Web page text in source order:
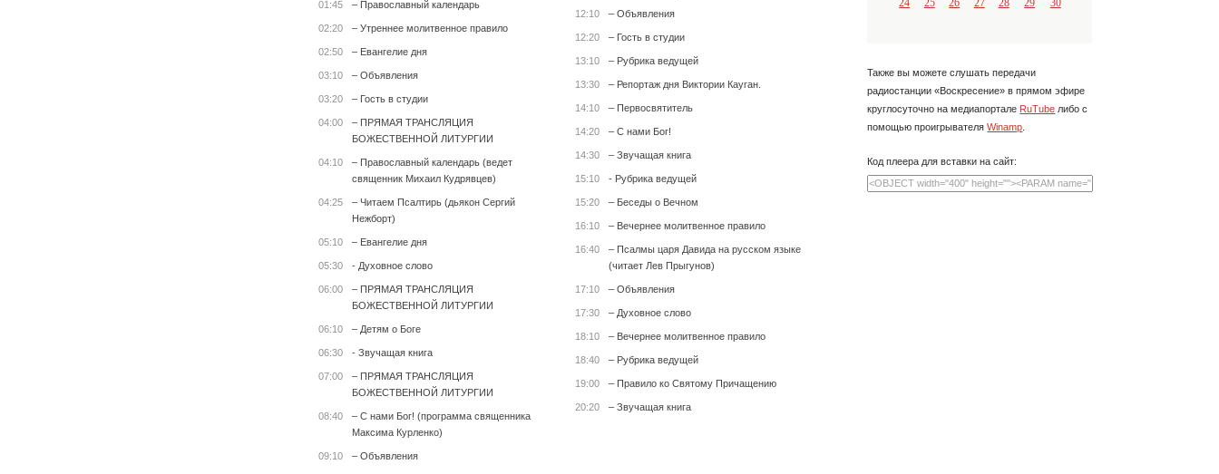
01:45 – Православный календарь
02:20 – Утреннее молитвенное правило
02:50 – Евангелие дня
03:10 – Объявления
03:20 – Гость в студии
04:00
– ПРЯМАЯ ТРАНСЛЯЦИЯ
БОЖЕСТВЕННОЙ ЛИТУРГИИ
04:10
– Православный календарь (ведет
священник Михаил Кудрявцев)
04:25
– Читаем Псалтирь (дьякон Сергий
Нежборт)
05:10 – Евангелие дня
05:30 - Духовное слово
06:00
– ПРЯМАЯ ТРАНСЛЯЦИЯ
БОЖЕСТВЕННОЙ ЛИТУРГИИ
06:10 – Детям о Боге
06:30 - Звучащая книга
07:00
– ПРЯМАЯ ТРАНСЛЯЦИЯ
БОЖЕСТВЕННОЙ ЛИТУРГИИ
08:40
– С нами Бог! (программа священника
Максима Курленко)
09:10 – Объявления
12:10 – Объявления
12:20 – Гость в студии
13:10 – Рубрика ведущей
13:30 – Репортаж дня Виктории Кауган.
14:10 – Первосвятитель
14:20 – С нами Бог!
14:30 – Звучащая книга
15:10 - Рубрика ведущей
15:20 – Беседы о Вечном
16:10 – Вечернее молитвенное правило
16:40
– Псалмы царя Давида на русском языке
(читает Лев Прыгунов)
17:10 – Объявления
17:30 – Духовное слово
18:10 – Вечернее молитвенное правило
18:40 – Рубрика ведущей
19:00 – Правило ко Святому Причащению
20:20 – Звучащая книга
24
25 26 27 28 29 30
Также вы можете слушать передачи
радиостанции «Воскресение» в прямом эфире
круглосуточно на медиапортале RuTube либо с
помощью проигрывателяWinamp.
Код плеера для вставки на сайт: